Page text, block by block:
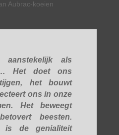
als
Het doet ons
het bouwt
ons in onze
Het beweegt
beesten.
is de genialiteit